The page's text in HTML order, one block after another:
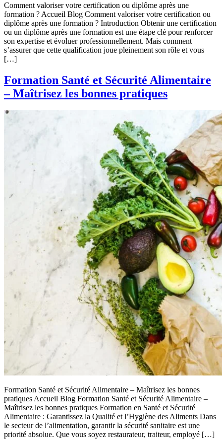
Comment valoriser votre certification ou diplôme après une
formation ? Accueil Blog Comment valoriser votre certification ou
diplôme après une formation ? Introduction Obtenir une certification
ou un diplôme après une formation est une étape clé pour renforcer
son expertise et évoluer professionnellement. Mais comment
s’assurer que cette qualification joue pleinement son rôle et vous
[…]
Formation Santé et Sécurité Alimentaire
– Maîtrisez les bonnes pratiques
Formation Santé et Sécurité Alimentaire – Maîtrisez les bonnes
pratiques Accueil Blog Formation Santé et Sécurité Alimentaire –
Maîtrisez les bonnes pratiques Formation en Santé et Sécurité
Alimentaire : Garantissez la Qualité et l’Hygiène des Aliments Dans
le secteur de l’alimentation, garantir la sécurité sanitaire est une
priorité absolue. Que vous soyez restaurateur, traiteur, employé […]